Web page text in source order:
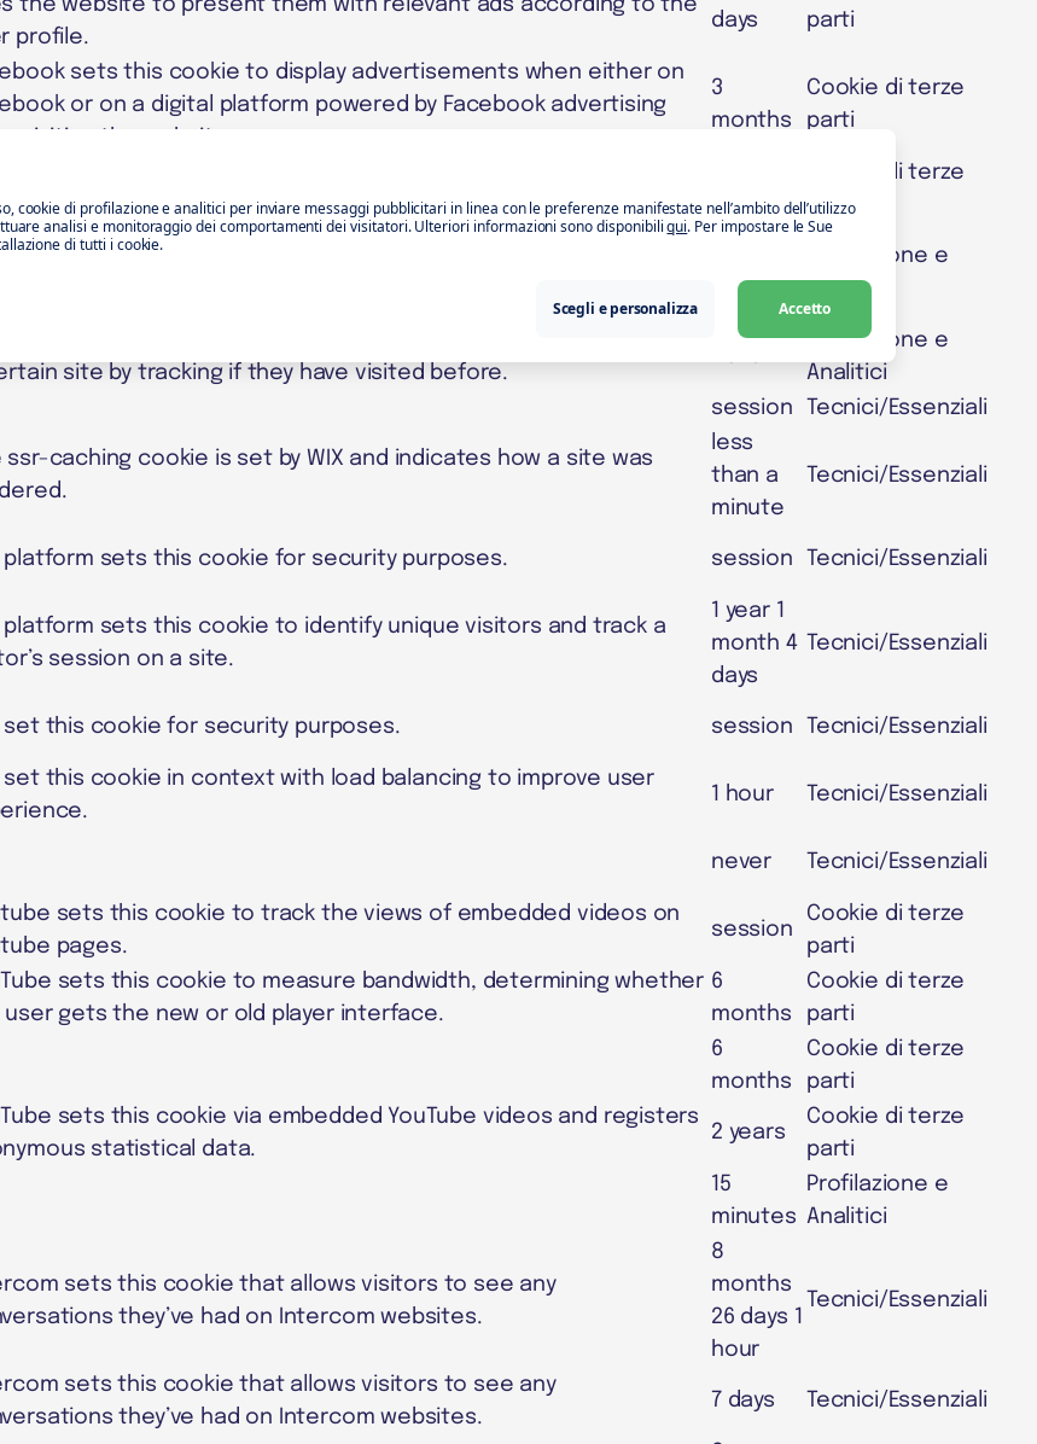
the website to present them with relevant ads according to the
profile.
days
parti
sets this cookie to display advertisements when either on
or on a digital platform powered by Facebook advertising
3
months
Cookie di terze
parti
website and to measure the effectiveness of the advertising.
days
Cookie di terze
parti
cookie is set by Segment to help track visitor usage, events,
Profilazione e
Analitici
site by tracking if they have visited before.
Profilazione e
Analitici
session Tecnici/Essenziali
ssr-caching cookie is set by WIX and indicates how a site was
less
than a
minute
Tecnici/Essenziali
platform sets this cookie for security purposes. session Tecnici/Essenziali
platform sets this cookie to identify unique visitors and track a
session on a site.
1 year 1
month 4
days
Tecnici/Essenziali
set this cookie for security purposes. session Tecnici/Essenziali
set this cookie in context with load balancing to improve user
1 hour Tecnici/Essenziali
never Tecnici/Essenziali
sets this cookie to track the views of embedded videos on
pages.
session
Cookie di terze
parti
sets this cookie to measure bandwidth, determining whether
gets the new or old player interface.
6
months
Cookie di terze
parti
6
months
Cookie di terze
parti
sets this cookie via embedded YouTube videos and registers
statistical data.
2 years
Cookie di terze
parti
15
minutes
Profilazione e
Analitici
sets this cookie that allows visitors to see any
they’ve had on Intercom websites.
8
months
26 days 1
hour
Tecnici/Essenziali
sets this cookie that allows visitors to see any
they’ve had on Intercom websites.
7 days Tecnici/Essenziali
cookie di profilazione e analitici per inviare messaggi pubblicitari in linea con le preferenze manifestate nell’ambito dell’utilizzo
analisi e monitoraggio dei comportamenti dei visitatori. Ulteriori informazioni sono disponibili qui. Per impostare le Sue
di tutti i cookie.
Scegli e personalizza Accetto